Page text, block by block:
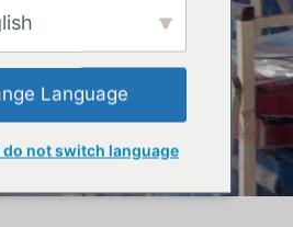
Language
do not switch language